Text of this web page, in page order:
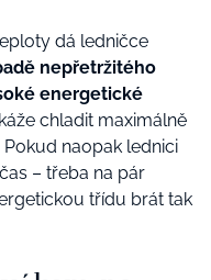
dá ledničce
nepřetržitého
energetické
chladit maximálně
naopak lednici
– třeba na pár
třídu brát tak